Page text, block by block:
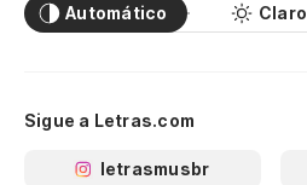
Automático Claro
Sigue a Letras.com
letrasmusbr